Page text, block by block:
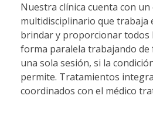
Nuestra clínica cuenta con un
multidisciplinario que trabaja
brindar y proporcionar todos
forma paralela trabajando
una sola sesión, si la
permite. Tratamientos
coordinados con el médico